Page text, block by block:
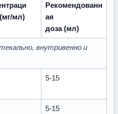
мл)
Рекомендованн
ая
доза (мл)
внутривенно и
5-15
5-15